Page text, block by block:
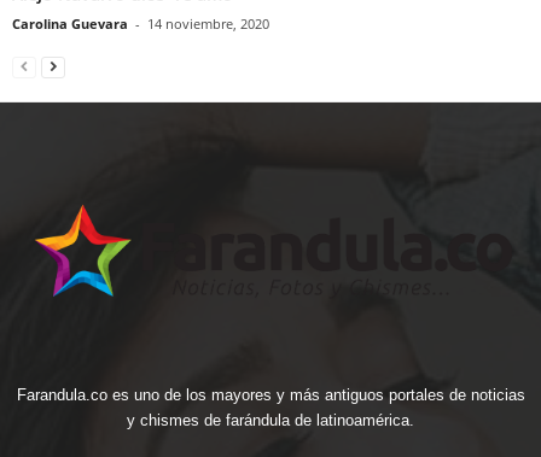
Carolina Guevara - 14 noviembre, 2020
Farandula.co es uno de los mayores y más antiguos portales de noticias
y chismes de farándula de latinoamérica.